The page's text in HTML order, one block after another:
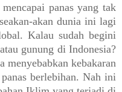
panas yang tak
akan dunia ini lagi
Kalau sudah begini
gunung di Indonesia?
menyebabkan kebakaran
berlebihan. Nah ini